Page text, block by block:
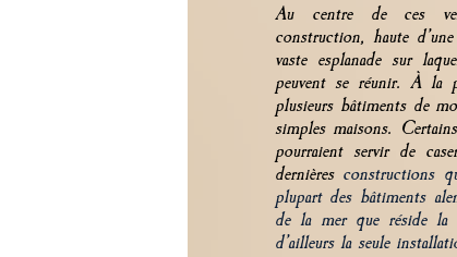
Au centre de ces
construction, haute
vaste esplanade sur
peuvent se réunir. À la
plusieurs bâtiments de
simples maisons.
pourraient servir de
dernières constructions
plupart des bâtiments
de la mer que réside la
d’ailleurs la seule